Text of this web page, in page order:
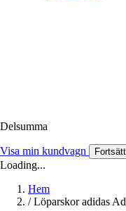
Delsumma
Visa min kundvagn
Loading...
Hem
/ Löparskor adidas